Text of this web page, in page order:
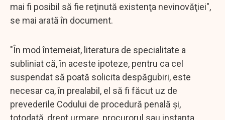
mai fi posibil să fie reţinută existenţa nevinovăţiei",
se mai arată în document.
"În mod întemeiat, literatura de specialitate a
subliniat că, în aceste ipoteze, pentru ca cel
suspendat să poată solicita despăgubiri, este
necesar ca, în prealabil, el să fi făcut uz de
prevederile Codului de procedură penală şi,
totodată, drept urmare, procurorul sau instanţa